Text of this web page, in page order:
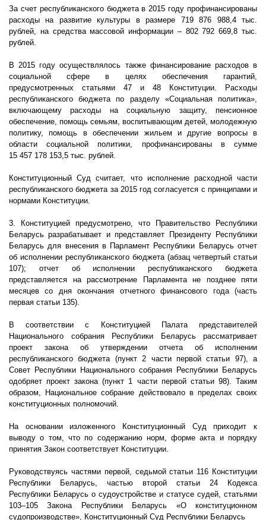
За счет республиканского бюджета в 2015 году профинансированы
расходы на развитие культуры в размере 719 876 988,4
тыс.
рублей, на средства массовой информации – 802 792 669,8 тыс.
рублей.
В 2015 году осуществлялось также финансирование расходов в
социальной сфере в целях обеспечения гарантий,
предусмотренных статьями 47 и 48 Конституции. Расходы
республиканского бюджета по разделу «Социальная политика»,
включающему расходы на социальную защиту, пенсионное
обеспечение, помощь семьям, воспитывающим детей, молодежную
политику, помощь в обеспечении жильем и другие вопросы в
области социальной политики, профинансированы в сумме
15 457 178 153,5 тыс. рублей.
Конституционный Суд считает, что исполнение расходной части
республиканского бюджета за 2015 год согласуется с принципами и
нормами Конституции.
3. Конституцией предусмотрено, что Правительство Республики
Беларусь разрабатывает и представляет Президенту Республики
Беларусь для внесения в Парламент Республики Беларусь отчет
об исполнении республиканского бюджета (абзац четвертый статьи
107); отчет об исполнении республиканского бюджета
представляется на рассмотрение Парламента не позднее пяти
месяцев со дня окончания отчетного финансового года (часть
первая статьи 135).
В соответствии с Конституцией Палата представителей
Национального собрания Республики Беларусь рассматривает
проект закона об утверждении отчета об исполнении
республиканского бюджета (пункт 2 части первой статьи 97), а
Совет Республики Национального собрания Республики Беларусь
одобряет проект закона (пункт 1 части первой статьи 98). Таким
образом, Национальное собрание действовало в пределах своих
конституционных полномочий.
На основании изложенного Конституционный Суд приходит к
выводу о том, что по содержанию норм, форме акта и порядку
принятия Закон соответствует Конституции.
Руководствуясь частями первой, седьмой статьи 116 Конституции
Республики Беларусь, частью второй статьи 24 Кодекса
Республики Беларусь о судоустройстве и статусе судей, статьями
103–105 Закона Республики Беларусь «О конституционном
судопроизводстве», Конституционный Суд Республики Беларусь